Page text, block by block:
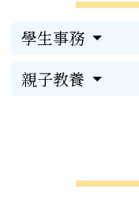
學生事務
親子教養